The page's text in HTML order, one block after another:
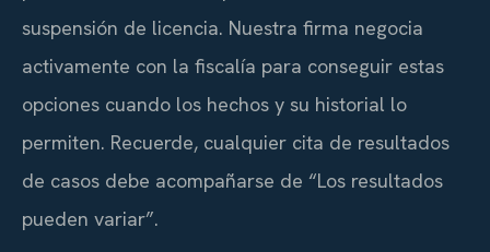
suspensión de licencia. Nuestra firma negocia
activamente con la fiscalía para conseguir estas
opciones cuando los hechos y su historial lo
permiten. Recuerde, cualquier cita de resultados
de casos debe acompañarse de “Los resultados
pueden variar”.